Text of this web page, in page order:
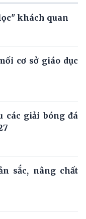
khách quan
cơ sở giáo dục
các giải bóng đá
sắc, nâng chất